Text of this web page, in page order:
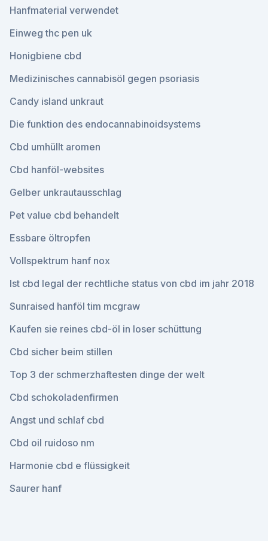
Hanfmaterial verwendet
Einweg thc pen uk
Honigbiene cbd
Medizinisches cannabisöl gegen psoriasis
Candy island unkraut
Die funktion des endocannabinoidsystems
Cbd umhüllt aromen
Cbd hanföl-websites
Gelber unkrautausschlag
Pet value cbd behandelt
Essbare öltropfen
Vollspektrum hanf nox
Ist cbd legal der rechtliche status von cbd im jahr 2018
Sunraised hanföl tim mcgraw
Kaufen sie reines cbd-öl in loser schüttung
Cbd sicher beim stillen
Top 3 der schmerzhaftesten dinge der welt
Cbd schokoladenfirmen
Angst und schlaf cbd
Cbd oil ruidoso nm
Harmonie cbd e flüssigkeit
Saurer hanf